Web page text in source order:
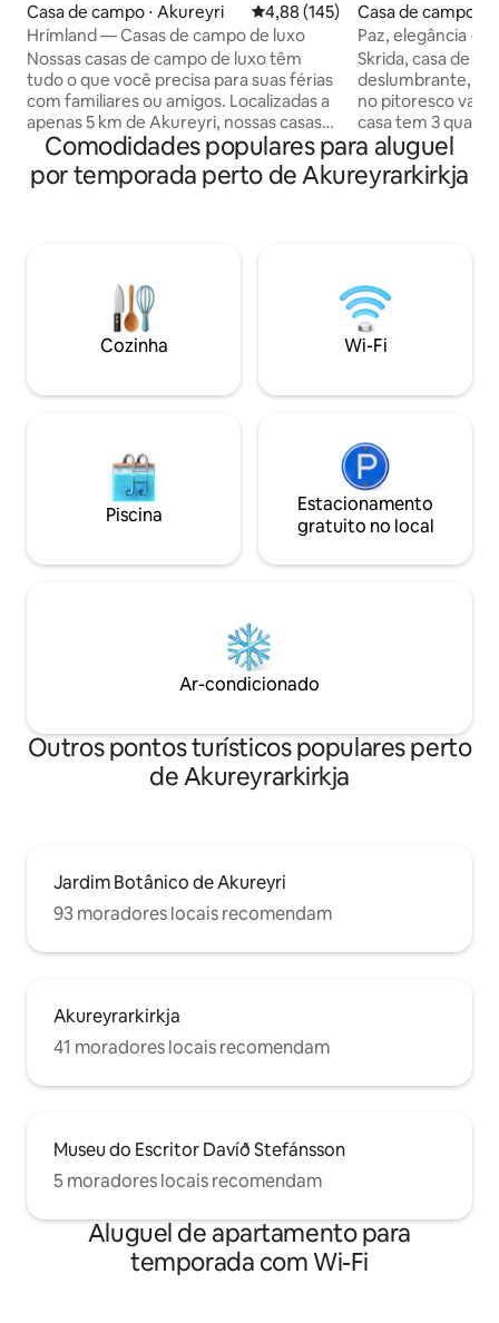
Casa de campo ⋅ Akureyri 4,88 de uma avaliação média de
4,88 (145)
Hrímland — Casas de campo de luxo
Nossas casas de campo de luxo têm
tudo o que você precisa para suas férias
com familiares ou amigos. Localizadas a
apenas 5 km de Akureyri, nossas casas
de campo têm uma excelente vista da
cidade. Você tem um país se sentindo na
montanha, mas com o conforto de ter
grande e aquecer os dedos dos pés no
piso aquecido ou ir direto para o jacuzzi
que está em cada uma das casas de
campo. Existem 3 quartos (1 ma
Casa de campo ⋅
Paz, elegância +
sua banheira de
Skrida, casa de
deslumbrante,
no pitoresco vale
casa tem 3
estar em plano
cozinha,
ar livre,
de carro da vila
com um
de saúde, casa
e fácil acesso às
Comodidades populares para aluguel
por temporada perto de Akureyrarkirkja
Cozinha Wi-Fi
Piscina
Estacionamento
gratuito no local
Ar-condicionado
Outros pontos turísticos populares perto
de Akureyrarkirkja
Jardim Botânico de Akureyri
93 moradores locais recomendam
Akureyrarkirkja
41 moradores locais recomendam
Museu do Escritor Davíð Stefánsson
5 moradores locais recomendam
Aluguel de apartamento para
temporada com Wi-Fi